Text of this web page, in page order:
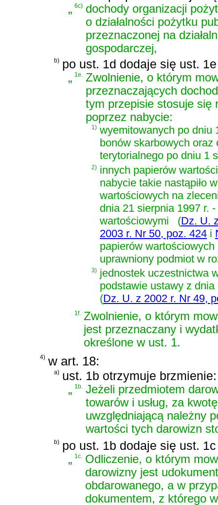
„6c) dochody organizacji
o działalności pożytku
przeznaczonej na
gospodarczej,
b) po ust. 1d dodaje się ust.
„1e. Zwolnienie, o którym
przeznaczających
tym przepisie stosuje się
poprzez nabycie:
1) wyemitowanych po dniu
bonów skarbowych
terytorialnego po dniu 1
2) innych papierów
nabycie takie nastąpiło
wartościowych na
dnia 21 sierpnia 1997 r.
wartościowymi
(Dz. U.
2003 r. Nr 50, poz. 424 i
papierów
uprawniony podmiot w
3) jednostek uczestnictwa
podstawie ustawy z
(Dz. U. z 2002 r. Nr 49,
1f. Zwolnienie, o którym
jest przeznaczany i
określone w ust. 1.
4) w art. 18:
a) ust. 1b otrzymuje brzmienie:
„1b. Jeżeli przedmiotem
towarów i usług, za
uwzględniającą należny
wartości tych darowizn
b) po ust. 1b dodaje się ust.
„1c. Odliczenie, o którym
darowizny jest
obdarowanego, a w
dokumentem, z którego